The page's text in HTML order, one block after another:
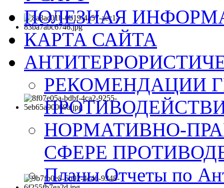
ПОЛЕЗНАЯ
КАРТА САЙТА
РЕКОМЕНДАЦИИ
НОРМАТИВНО-
СФЕРЕ
Планы Отчеты по